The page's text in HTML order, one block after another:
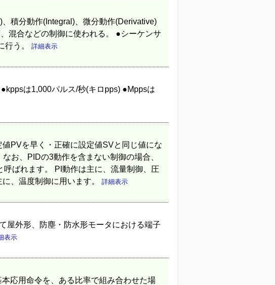
積分動作(Integral)、微分動作(Derivative)
混合などの制御に使われる。 ●シーケンサ
行う。 詳細表示
は1,000パルス/秒(キロpps) ●Mppsは
PVを早く・正確に設定値SVと同じ値にな
お、PIDの3動作を含まない制御の場合、
ばれます。 PI動作は主に、流量制御、圧
、温度制御に用います。 詳細表示
屋外形、防塵・防水形モータにおける端子
表示
応用命令を、ある比率で組み合わせた場